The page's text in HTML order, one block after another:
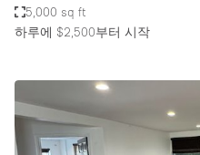
5,000 sq ft
하루에 $2,500부터 시작